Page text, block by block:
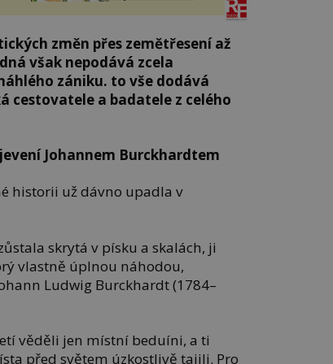
změn přes zemětřesení až
však nepodává zcela
zániku. to vše dodává
cestovatele a badatele z celého
Johannem Burckhardtem
historii už dávno upadla v
skrytá v písku a skalách, ji
vlastně úplnou náhodou,
Ludwig Burckhardt (1784–
věděli jen místní beduíni, a ti
před světem úzkostlivě tajili. Pro